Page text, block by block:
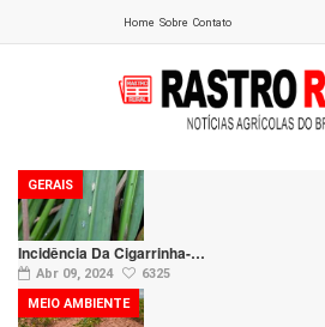
Home Sobre Contato
Incidência Da Cigarrinha-…
Abr 09, 2024 6325
GERAIS
MEIO AMBIENTE